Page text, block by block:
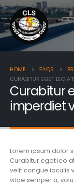
HOME FAQS
CURABITUR EGET LEO
Curabitur
imperdiet
Lorem ipsum dolor
Curabitur eget leo
velit congue iaculis
vitae semper a,